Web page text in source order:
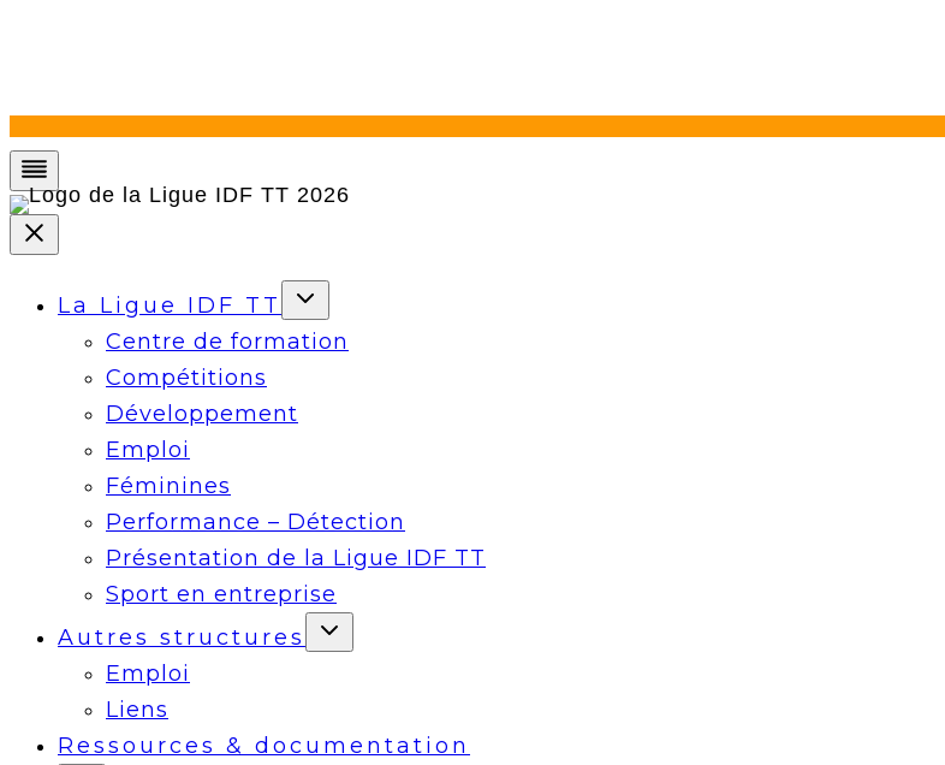
La Ligue IDF TT
Centre de formation
Compétitions
Développement
Emploi
Féminines
Performance – Détection
Présentation de la Ligue IDF TT
Sport en entreprise
Autres structures
Emploi
Liens
Ressources & documentation